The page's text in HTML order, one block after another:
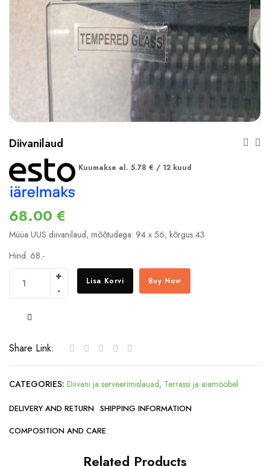
Diivanilaud
Kuumakse al. 5.78 € / 12 kuud
68.00 €
Müüa UUS diivanilaud, mõõtudega: 94 x 56, kõrgus 43
Hind: 68.-
Lisa Korvi Buy Now
Share Link:
CATEGORIES: Diivani ja serveerimislauad, Terrassi ja aiamööbel
DELIVERY AND RETURN SHIPPING INFORMATION
COMPOSITION AND CARE
Related Products